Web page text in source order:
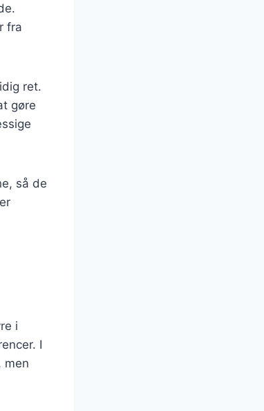
fra
ret.
gøre
så de
i
I
men